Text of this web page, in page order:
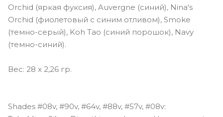
Orchid (яркая фуксия), Auvergne (синий), Nina's
Orchid (фиолетовый с синим отливом), Smoke
(темно-серый), Koh Tao (синий порошок), Navy
(темно-синий).
Вес: 28 x 2,26 гр.
Shades #08v, #90v, #64v, #88v, #57v, #08v: